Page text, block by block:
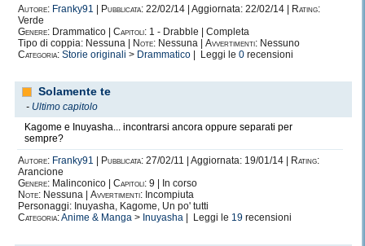
Autore: Franky91 Pubblicata: 22/02/14 | Aggiornata: 22/02/14 |
Rating:
Verde
Genere: Drammatico | Capitoli: 1 - Drabble | Completa
Tipo di coppia: Nessuna |
Note: Nessuna | Avvertimenti: Nessuno
Categoria: Storie originali > Drammatico | Leggi le 0 recensioni
Solamente te
- Ultimo capitolo
Kagome e Inuyasha... incontrarsi ancora oppure separati per
sempre?
Autore: Franky91 Pubblicata: 27/02/11 | Aggiornata: 19/01/14 |
Rating:
Arancione
Genere: Malinconico | Capitoli: 9 | In corso
Note: Nessuna | Avvertimenti: Incompiuta
Personaggi: Inuyasha, Kagome, Un po' tutti
Categoria:Anime & Manga > Inuyasha | Leggi le 19 recensioni